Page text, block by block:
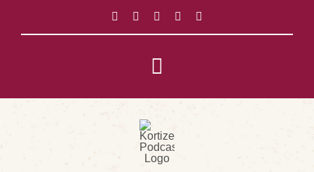
springen
Toggle
Navigation
Impressum
Datenschutz